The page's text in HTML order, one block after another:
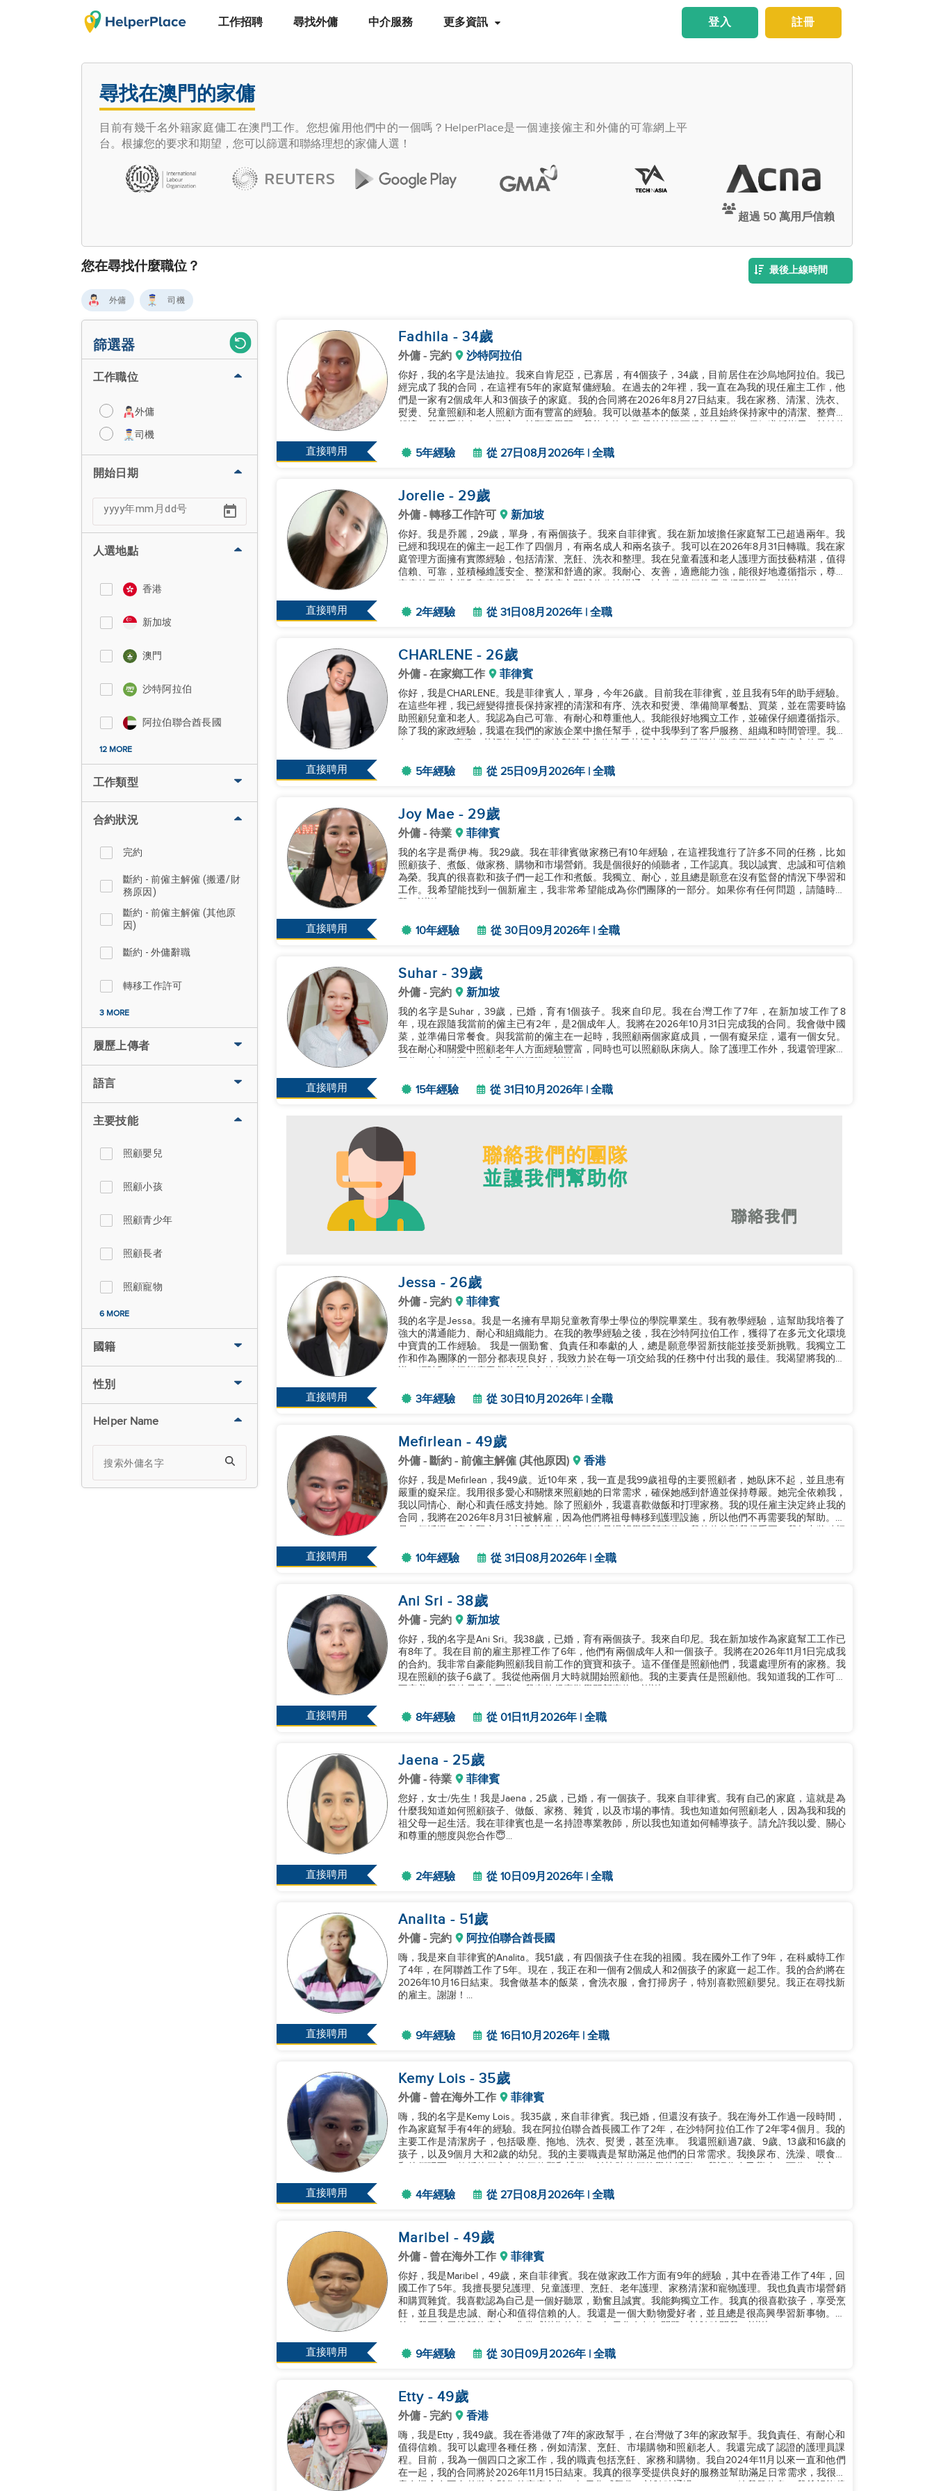
工作招聘 尋找外傭 中介服務 更多資訊 註冊
登入
尋找在澳門的家傭
目前有幾千名外籍家庭傭工在澳門工作。您想僱用他們中的一個嗎？HelperPlace是一個連接僱主和外傭的可靠網上平
台。根據您的要求和期望，您可以篩選和聯絡理想的家傭人選！
超過 50 萬用戶信賴
您在尋找什麼職位？ 最後上線時間
外傭 司機
篩選器
工作職位
外傭
司機
開始日期
人選地點
香港
新加坡
澳門
沙特阿拉伯
阿拉伯聯合酋長國
12 MORE
工作類型
合約狀況
完約
斷約 - 前僱主解僱 (搬遷/財
務原因)
斷約 - 前僱主解僱 (其他原
因)
斷約 - 外傭辭職
轉移工作許可
3 MORE
履歷上傳者
語言
主要技能
照顧嬰兒
照顧小孩
照顧青少年
照顧長者
照顧寵物
6 MORE
國籍
性別
Helper Name
直接聘用
Fadhila - 34歲
外傭 - 完約 沙特阿拉伯
你好，我的名字是法迪拉。我來自肯尼亞，已寡居，有4個孩子，34歲，目前居住在沙烏地阿拉伯。我已
經完成了我的合同，在這裡有5年的家庭幫傭經驗。在過去的2年裡，我一直在為我的現任雇主工作，他
們是一家有2個成年人和3個孩子的家庭。我的合同將在2026年8月27日結束。我在家務、清潔、洗衣、
熨燙、兒童照顧和老人照顧方面有豐富的經驗。我可以做基本的飯菜，並且始終保持家中的清潔、整齊和
5年經驗 從 27日08月2026年 | 全職
直接聘用
Jorelie - 29歲
外傭 - 轉移工作許可 新加坡
你好。我是乔麗，29歲，單身，有兩個孩子。我來自菲律賓。我在新加坡擔任家庭幫工已超過兩年。我
已經和我現在的僱主一起工作了四個月，有兩名成人和兩名孩子。我可以在2026年8月31日轉職。我在家
庭管理方面擁有實際經驗，包括清潔、烹飪、洗衣和整理。我在兒童看護和老人護理方面技藝精湛，值得
信賴、可靠，並積極維護安全、整潔和舒適的家。我耐心、友善，適應能力強，能很好地遵循指示，尊重
2年經驗 從 31日08月2026年 | 全職
直接聘用
CHARLENE - 26歲
外傭 - 在家鄉工作 菲律賓
你好，我是CHARLENE。我是菲律賓人，單身，今年26歲。目前我在菲律賓，並且我有5年的助手經驗。
在這些年裡，我已經變得擅長保持家裡的清潔和有序、洗衣和熨燙、準備簡單餐點、買菜，並在需要時協
助照顧兒童和老人。我認為自己可靠、有耐心和尊重他人。我能很好地獨立工作，並確保仔細遵循指示。
除了我的家政經驗，我還在我們的家族企業中擔任幫手，從中我學到了客戶服務、組織和時間管理。我擁
5年經驗 從 25日09月2026年 | 全職
直接聘用
Joy Mae - 29歲
外傭 - 待業 菲律賓
我的名字是喬伊·梅。我29歲。我在菲律賓做家務已有10年經驗，在這裡我進行了許多不同的任務，比如
照顧孩子、煮飯、做家務、購物和市場營銷。我是個很好的傾聽者，工作認真。我以誠實、忠誠和可信賴
為榮。我真的很喜歡和孩子們一起工作和煮飯。我獨立、耐心，並且總是願意在沒有監督的情況下學習和
工作。我希望能找到一個新雇主，我非常希望能成為你們團隊的一部分。如果你有任何問題，請隨時聯
10年經驗 從 30日09月2026年 | 全職
直接聘用
Suhar - 39歲
外傭 - 完約 新加坡
我的名字是Suhar，39歲，已婚，育有1個孩子。我來自印尼。我在台灣工作了7年，在新加坡工作了8
年，現在跟隨我當前的僱主已有2年，是2個成年人。我將在2026年10月31日完成我的合同。我會做中國
菜，並準備日常餐食。與我當前的僱主在一起時，我照顧兩個家庭成員，一個有癡呆症，還有一個女兒。
我在耐心和關愛中照顧老年人方面經驗豐富，同時也可以照顧臥床病人。除了護理工作外，我還管理家務
15年經驗 從 31日10月2026年 | 全職
直接聘用
Jessa - 26歲
外傭 - 完約 菲律賓
我的名字是Jessa。我是一名擁有早期兒童教育學士學位的學院畢業生。我有教學經驗，這幫助我培養了
強大的溝通能力、耐心和組織能力。在我的教學經驗之後，我在沙特阿拉伯工作，獲得了在多元文化環境
中寶貴的工作經驗。 我是一個勤奮、負責任和奉獻的人，總是願意學習新技能並接受新挑戰。我獨立工
作和作為團隊的一部分都表現良好，我致力於在每一項交給我的任務中付出我的最佳。我渴望將我的知
3年經驗 從 30日10月2026年 | 全職
直接聘用
Mefirlean - 49歲
外傭 - 斷約 - 前僱主解僱 (其他原因) 香港
你好，我是Mefirlean，我49歲。近10年來，我一直是我99歲祖母的主要照顧者，她臥床不起，並且患有
嚴重的癡呆症。我用很多愛心和關懷來照顧她的日常需求，確保她感到舒適並保持尊嚴。她完全依賴我，
我以同情心、耐心和責任感支持她。除了照顧外，我還喜歡做飯和打理家務。我的現任雇主決定終止我的
合同，我將在2026年8月31日被解雇，因為他們將祖母轉移到護理設施，所以他們不再需要我的幫助。我
10年經驗 從 31日08月2026年 | 全職
直接聘用
Ani Sri - 38歲
外傭 - 完約 新加坡
你好，我的名字是Ani Sri。我38歲，已婚，育有兩個孩子。我來自印尼。我在新加坡作為家庭幫工工作已
有8年了。我在目前的雇主那裡工作了6年，他們有兩個成年人和一個孩子。我將在2026年11月1日完成我
的合約。我非常自豪能夠照顧我目前工作的寶寶和孩子。這不僅僅是照顧他們，我還處理所有的家務。我
現在照顧的孩子6歲了。我從他兩個月大時就開始照顧他。我的主要責任是照顧他。我知道我的工作可能
8年經驗 從 01日11月2026年 | 全職
直接聘用
Jaena - 25歲
外傭 - 待業 菲律賓
您好，女士/先生！我是Jaena，25歲，已婚，有一個孩子。我來自菲律賓。我有自己的家庭，這就是為
什麼我知道如何照顧孩子、做飯、家務、雜貨，以及市場的事情。我也知道如何照顧老人，因為我和我的
祖父母一起生活。我在菲律賓也是一名持證專業教師，所以我也知道如何輔導孩子。請允許我以愛、關心
和尊重的態度與您合作😇...
2年經驗 從 10日09月2026年 | 全職
直接聘用
Analita - 51歲
外傭 - 完約 阿拉伯聯合酋長國
嗨，我是來自菲律賓的Analita。我51歲，有四個孩子住在我的祖國。我在國外工作了9年，在科威特工作
了4年，在阿聯酋工作了5年。現在，我正在和一個有2個成人和2個孩子的家庭一起工作。我的合約將在
2026年10月16日結束。我會做基本的飯菜，會洗衣服，會打掃房子，特別喜歡照顧嬰兒。我正在尋找新
的雇主。謝謝！...
9年經驗 從 16日10月2026年 | 全職
直接聘用
Kemy Lois - 35歲
外傭 - 曾在海外工作 菲律賓
嗨，我的名字是Kemy Lois。我35歲，來自菲律賓。我已婚，但還沒有孩子。我在海外工作過一段時間，
作為家庭幫手有4年的經驗。我在阿拉伯聯合酋長國工作了2年，在沙特阿拉伯工作了2年零4個月。我的
主要工作是清潔房子，包括吸塵、拖地、洗衣、熨燙，甚至洗車。 我還照顧過7歲、9歲、13歲和16歲的
孩子，以及9個月大和2歲的幼兒。我的主要職責是幫助滿足他們的日常需求。我換尿布、洗澡、喂食、
4年經驗 從 27日08月2026年 | 全職
直接聘用
Maribel - 49歲
外傭 - 曾在海外工作 菲律賓
你好，我是Maribel，49歲，來自菲律賓。我在做家政工作方面有9年的經驗，其中在香港工作了4年，回
國工作了5年。我擅長嬰兒護理、兒童護理、烹飪、老年護理、家務清潔和寵物護理。我也負責市場營銷
和購買雜貨。我喜歡認為自己是一個好聽眾，勤奮且誠實。我能夠獨立工作。我真的很喜歡孩子，享受烹
飪，並且我是忠誠、耐心和值得信賴的人。我還是一個大動物愛好者，並且總是很高興學習新事物。目
9年經驗 從 30日09月2026年 | 全職
Etty - 49歲
外傭 - 完約 香港
嗨，我是Etty，我49歲。我在香港做了7年的家政幫手，在台灣做了3年的家政幫手。我負責任、有耐心和
值得信賴。我可以處理各種任務，例如清潔、烹飪、市場購物和照顧老人。我還完成了認證的護理員課
程。目前，我為一個四口之家工作，我的職責包括烹飪、家務和購物。我自2024年11月以來一直和他們
在一起，我的合同將於2026年11月15日結束。我真的很享受提供良好的服務並幫助滿足日常需求，我很樂